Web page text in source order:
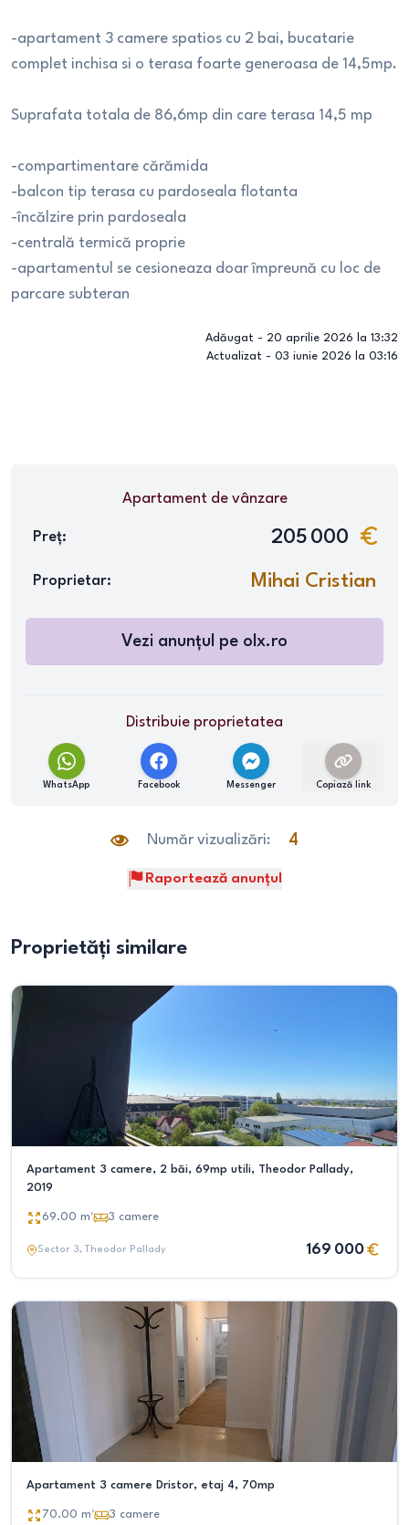
-apartament 3 camere spatios cu 2 bai, bucatarie
complet inchisa si o terasa foarte generoasa de 14,5mp.
Suprafata totala de 86,6mp din care terasa 14,5 mp
-compartimentare cărămida
-balcon tip terasa cu pardoseala flotanta
-încălzire prin pardoseala
-centrală termică proprie
-apartamentul se cesioneaza doar împreună cu loc de
parcare subteran
Adăugat - 20 aprilie 2026 la 13:32
Actualizat - 03 iunie 2026 la 03:16
Apartamentde vânzare
Preț: 205 000
Proprietar: Mihai Cristian
Vezi anunțul pe olx.ro
Distribuie proprietatea
WhatsApp Facebook Messenger Copiază link
Număr vizualizări: 4
Raportează anunțul
Proprietăți similare
Apartament 3 camere, 2 băi, 69mp utili, Theodor Pallady,
2019
69.00 m² 3 camere
Sector 3, Theodor Pallady 169 000
Apartament 3 camere Dristor, etaj 4, 70mp
70.00 m² 3 camere